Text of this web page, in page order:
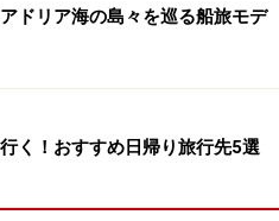
ドリア海の島々を巡る船旅モデ
く！おすすめ日帰り旅行先5選